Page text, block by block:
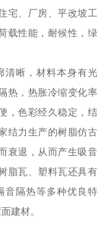
宅、厂房、平改坡工
载性能，耐候性，绿
清晰，材料本身有光
热，热胀冷缩变化率
，色彩经久稳定，结
结力生产的树脂仿古
衰退，从而产生吸音
脂瓦、塑料瓦还具有
音隔热等多种优良特
建材。